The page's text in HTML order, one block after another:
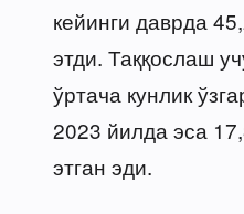
кейинги даврда
этди. Таққослаш
ўртача кунлик
2023 йилда эса
этган эди.